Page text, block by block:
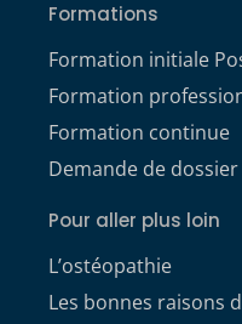
Formations
Formation initiale
Formation
Formation continue
Demande de
Pour aller plus loin
L’ostéopathie
Les bonnes raisons